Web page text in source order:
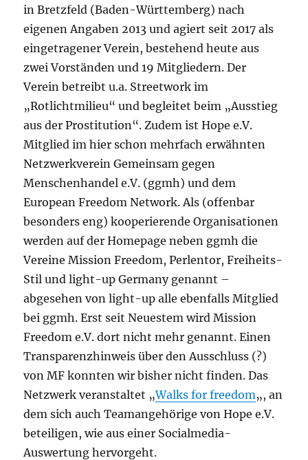
in Bretzfeld (Baden-Württemberg) nach
eigenen Angaben 2013 und agiert seit 2017 als
eingetragener Verein, bestehend heute aus
zwei Vorständen und 19 Mitgliedern. Der
Verein betreibt u.a. Streetwork im
„Rotlichtmilieu“ und begleitet beim „Ausstieg
aus der Prostitution“. Zudem ist Hope e.V.
Mitglied im hier schon mehrfach erwähnten
Netzwerkverein Gemeinsam gegen
Menschenhandel e.V. (ggmh) und dem
European Freedom Network. Als (offenbar
besonders eng) kooperierende Organisationen
werden auf der Homepage neben ggmh die
Vereine Mission Freedom, Perlentor, Freiheits-
Stil und light-up Germany genannt –
abgesehen von light-up alle ebenfalls Mitglied
bei ggmh. Erst seit Neuestem wird Mission
Freedom e.V. dort nicht mehr genannt. Einen
Transparenzhinweis über den Ausschluss (?)
von MF konnten wir bisher nicht finden. Das
Netzwerk veranstaltet „Walks for freedom„, an
dem sich auch Teamangehörige von Hope e.V.
beteiligen, wie aus einer Socialmedia-
Auswertung hervorgeht.